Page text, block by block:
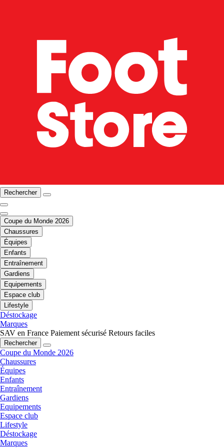
Rechercher
Coupe du Monde 2026
Chaussures
Équipes
Enfants
Entraînement
Gardiens
Equipements
Espace club
Lifestyle
Déstockage
Marques
SAV en France Paiement sécurisé Retours faciles
Rechercher
Coupe du Monde 2026
Chaussures
Équipes
Enfants
Entraînement
Gardiens
Equipements
Espace club
Lifestyle
Déstockage
Marques